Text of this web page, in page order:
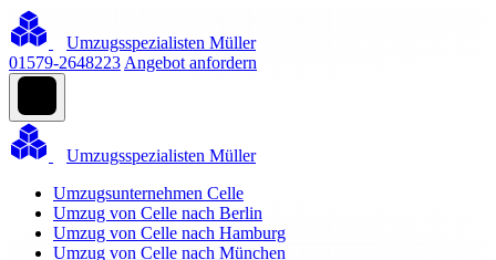
Umzugsspezialisten Müller
01579-2648223 Angebot anfordern
Umzugsspezialisten Müller
Umzugsunternehmen Celle
Umzug von Celle nach Berlin
Umzug von Celle nach Hamburg
Umzug von Celle nach München